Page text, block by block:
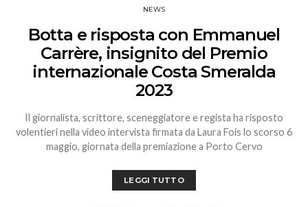
NEWS
Botta e risposta con Emmanuel
Carrère, insignito del Premio
internazionale Costa Smeralda
2023
Il giornalista, scrittore, sceneggiatore e regista ha risposto
volentieri nella video intervista firmata da Laura Fois lo scorso 6
maggio, giornata della premiazione a Porto Cervo
LEGGI TUTTO